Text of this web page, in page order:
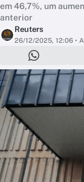
em 46,7%, um
anterior
Reuters
26/12/2025, 12:06 •